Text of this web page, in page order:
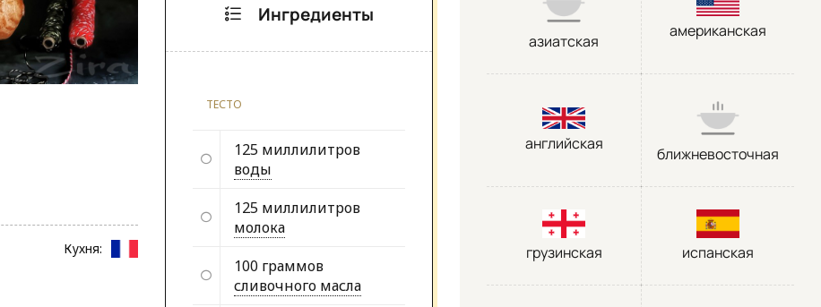
Кухня:
Ингредиенты
ТЕСТО
125 миллилитров
воды
125 миллилитров
молока
100 граммов
сливочного масла
азиатская
американская
английская
ближневосточная
грузинская испанская